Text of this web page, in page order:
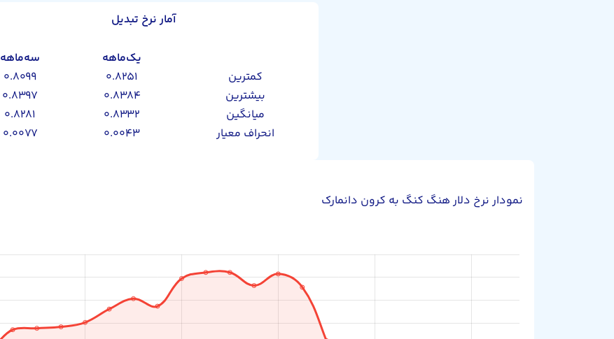
آمار نرخ تبدیل
یک‌ماهه
سه‌ماهه
کمترین
۰.۸۲۵۱
۰.۸۰۹۹
بیشترین
۰.۸۳۸۴
۰.۸۳۹۷
میانگین
۰.۸۳۳۲
۰.۸۲۸۱
انحراف معیار
۰.۰۰۴۳ ۰.۰۰۷۷
نمودار نرخ دلار هنگ کنگ به کرون دانمارک